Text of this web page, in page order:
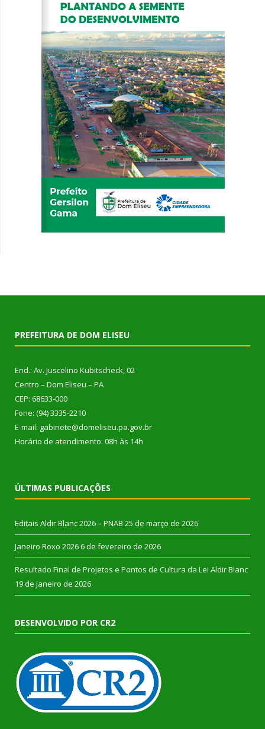
PREFEITURA DE DOM ELISEU
End.: Av. Juscelino Kubitscheck, 02
Centro – Dom Eliseu – PA
CEP: 68633-000
Fone: (94) 3335-2210
E-mail: gabinete@domeliseu.pa.gov.br
Horário de atendimento: 08h às 14h
ÚLTIMAS PUBLICAÇÕES
Editais Aldir Blanc 2026 – PNAB 25 de março de 2026
Janeiro Roxo 2026 6 de fevereiro de 2026
Resultado Final de Projetos e Pontos de Cultura da Lei Aldir Blanc
19 de janeiro de 2026
DESENVOLVIDO POR CR2